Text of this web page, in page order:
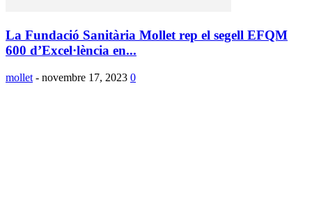
La Fundació Sanitària Mollet rep el segell EFQM
600 d’Excel·lència en...
mollet - novembre 17, 2023 0